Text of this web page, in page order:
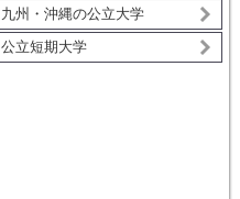
九州・沖縄の公立大学
公立短期大学